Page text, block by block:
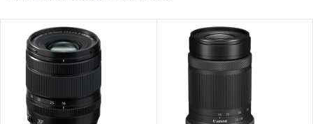
1. Thiết kế siêu nhỏ gọn, dễ dàng mang
theo
Godox M1 được thiết kế theo phong cách tối giản với kích thước nhỏ
gọn, trọng lượng nhẹ, dễ dàng bỏ túi hoặc mang theo trong balo thiết
bị. Điều này giúp người dùng có thể sử dụng đèn ở bất kỳ đâu, từ
studio chuyên nghiệp đến những buổi quay ngoại cảnh hoặc sáng